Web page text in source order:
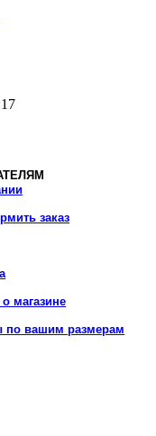
заказ
магазине
по вашим размерам